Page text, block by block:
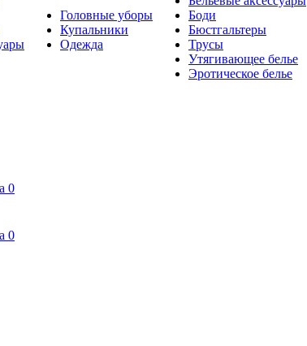
Головные уборы
Купальники
Одежда
Боди
Бюстгальтеры
Трусы
Утягивающее белье
Эротическое белье
0
0